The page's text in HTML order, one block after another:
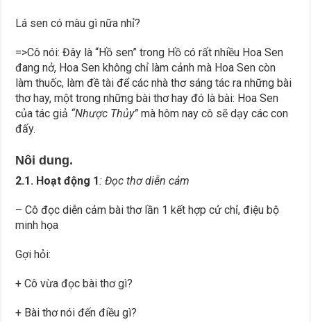
Lá sen có màu gì nữa nhỉ?
=>Cô nói: Đây là “Hồ sen” trong Hồ có rất nhiều Hoa Sen
đang nở, Hoa Sen không chỉ làm cảnh mà Hoa Sen còn
làm thuốc, làm đề tài để các nhà thơ sáng tác ra những bài
thơ hay, một trong những bài thơ hay đó là bài: Hoa Sen
của tác giả “Nhược Thủy” mà hôm nay cô sẽ dạy các con
đấy.
Nôi dung.
2.1. Hoạt động 1: Đọc thơ diễn cảm
– Cô đọc diễn cảm bài thơ lần 1 kết hợp cử chỉ, điệu bộ
minh họa
Gợi hỏi:
+ Cô vừa đọc bài thơ gì?
+ Bài thơ nói đến điều gì?